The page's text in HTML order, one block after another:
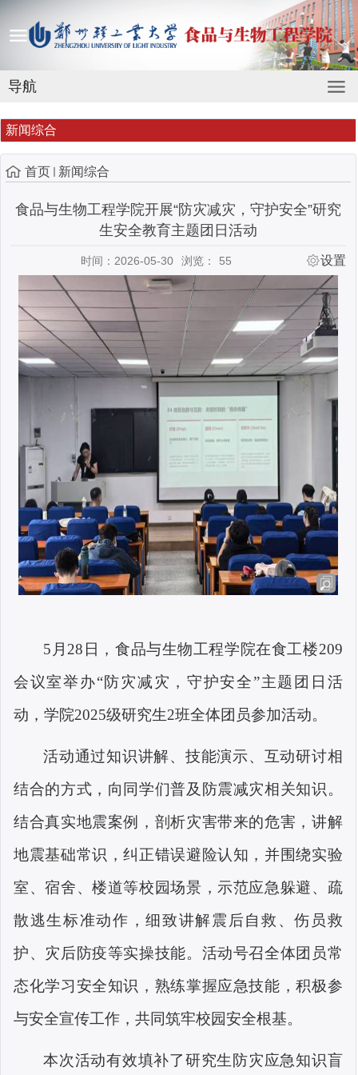
导航
新闻综合
首页 新闻综合
食品与生物工程学院开展“防灾减灾，守护安全”研究
生安全教育主题团日活动
时间：2026-05-30 浏览： 55 设置
5 月 28 日，食品与生物工程学院在食工楼209
会议室举办“防灾减灾，守护安全”主题团日活
动，学院2025级研究生2班全体团员参加活动。
活动通过知识讲解、技能演示、互动研讨相
结合的方式，向同学们普及防震减灾相关知识。
结合真实地震案例，剖析灾害带来的危害，讲解
地震基础常识，纠正错误避险认知，并围绕实验
室、宿舍、楼道等校园场景，示范应急躲避、疏
散逃生标准动作，细致讲解震后自救、伤员救
护、灾后防疫等实操技能。活动号召全体团员常
态化学习安全知识，熟练掌握应急技能，积极参
与安全宣传工作，共同筑牢校园安全根基。
本次活动有效填补了研究生防灾应急知识盲